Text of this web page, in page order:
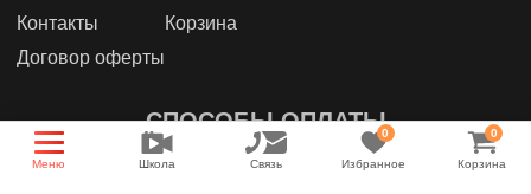
Контакты
Договор оферты
Корзина
СПОСОБЫ ОПЛАТЫ
Меню Школа Связь
0
Избранное
0
Корзина